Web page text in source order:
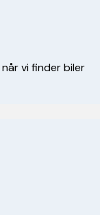
vi finder biler